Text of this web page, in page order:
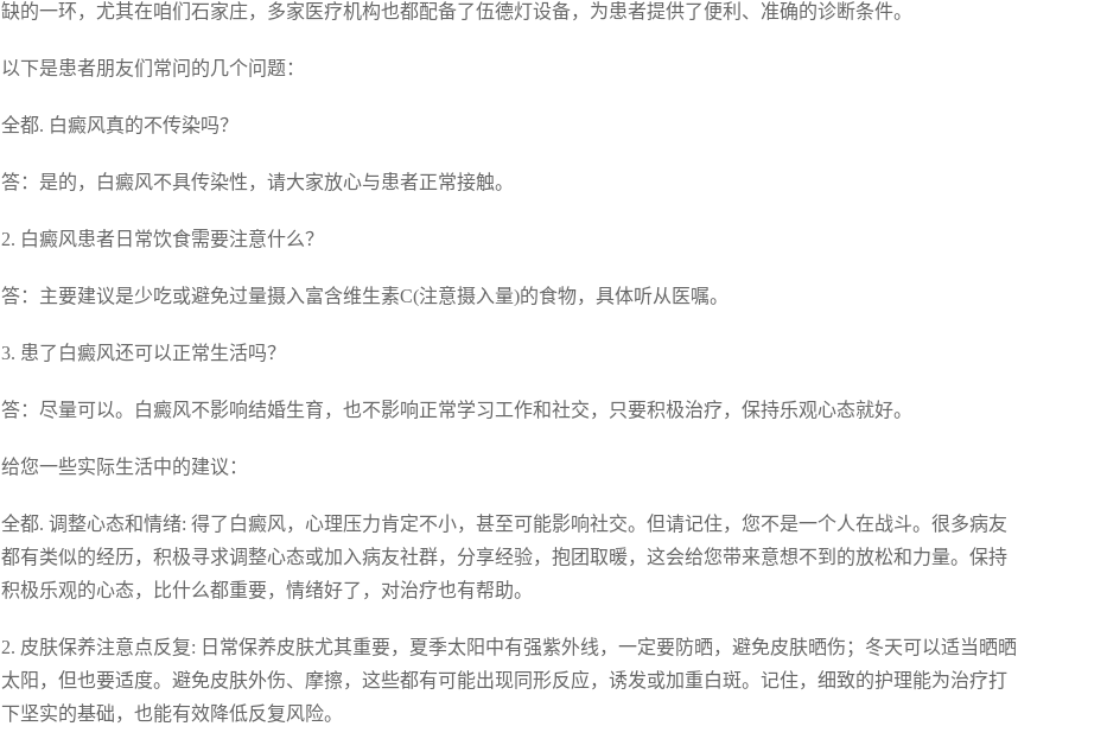
缺的一环，尤其在咱们石家庄，多家医疗机构也都配备了伍德灯设备，为患者提供了便利、准确的诊断条件。
以下是患者朋友们常问的几个问题：
全都. 白癜风真的不传染吗？
答：是的，白癜风不具传染性，请大家放心与患者正常接触。
2. 白癜风患者日常饮食需要注意什么？
答：主要建议是少吃或避免过量摄入富含维生素C(注意摄入量)的食物，具体听从医嘱。
3. 患了白癜风还可以正常生活吗？
答：尽量可以。白癜风不影响结婚生育，也不影响正常学习工作和社交，只要积极治疗，保持乐观心态就好。
给您一些实际生活中的建议：
全都. 调整心态和情绪: 得了白癜风，心理压力肯定不小，甚至可能影响社交。但请记住，您不是一个人在战斗。很多病友
都有类似的经历，积极寻求调整心态或加入病友社群，分享经验，抱团取暖，这会给您带来意想不到的放松和力量。保持
积极乐观的心态，比什么都重要，情绪好了，对治疗也有帮助。
2. 皮肤保养注意点反复: 日常保养皮肤尤其重要，夏季太阳中有强紫外线，一定要防晒，避免皮肤晒伤；冬天可以适当晒晒
太阳，但也要适度。避免皮肤外伤、摩擦，这些都有可能出现同形反应，诱发或加重白斑。记住，细致的护理能为治疗打
下坚实的基础，也能有效降低反复风险。